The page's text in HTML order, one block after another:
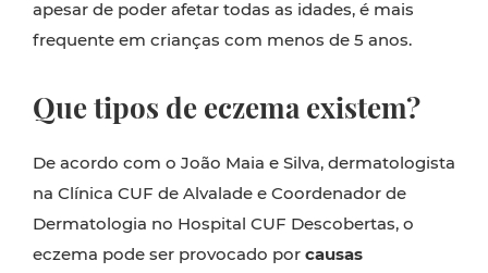
apesar de poder afetar todas as idades, é mais
frequente em crianças com menos de 5 anos.
Que tipos de eczema existem?
De acordo com o João Maia e Silva, dermatologista
na Clínica CUF de Alvalade e Coordenador de
Dermatologia no Hospital CUF Descobertas, o
eczema pode ser provocado por causas